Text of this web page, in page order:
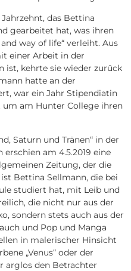
das Bettina
gearbeitet hat, was ihren
way of life“ verleiht. Aus
einer Arbeit in der
ist, kehrte sie wieder zurück
hatte an der
war ein Jahr Stipendiatin
um am Hunter College ihren
Saturn und Tränen“ in der
am 4.5.2019 eine
Zeitung, der die
Bettina Sellmann, die bei
studiert hat, mit Leib und
die nicht nur aus der
sondern stets auch aus der
und Pop und Manga
in malerischer Hinsicht
„Venus“ oder der
arglos den Betrachter